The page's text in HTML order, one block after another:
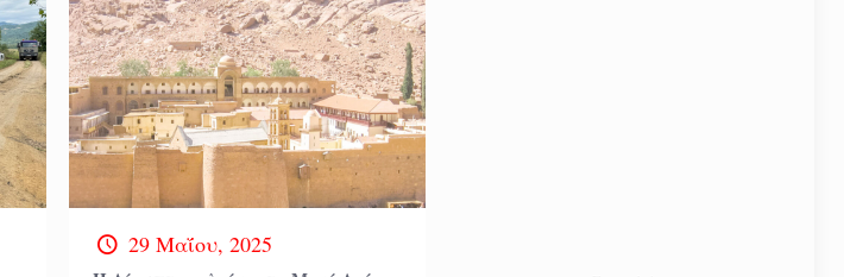
29 Μαΐου, 2025